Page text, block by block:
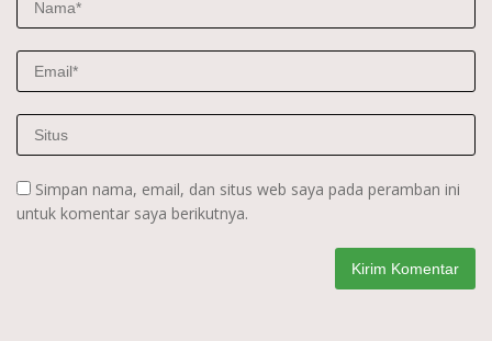
Simpan nama, email, dan situs web saya pada peramban ini
untuk komentar saya berikutnya.